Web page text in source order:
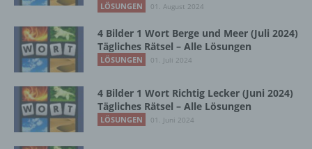
LÖSUNGEN 01. August 2024
4 Bilder 1 Wort Berge und Meer (Juli 2024)
Tägliches Rätsel – Alle Lösungen
LÖSUNGEN 01. Juli 2024
4 Bilder 1 Wort Richtig Lecker (Juni 2024)
Tägliches Rätsel – Alle Lösungen
LÖSUNGEN 01. Juni 2024
d) Einschränkung der Verarbeitung
Einschränkung der Verarbeitung ist die
personenbezogener Daten mit dem Ziel, ihre
künftige Verarbeitung einzuschränken.